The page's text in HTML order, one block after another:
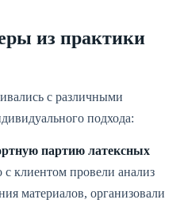
из практики
с различными
подхода:
партию латексных
с клиентом провели анализ
материалов, организовали